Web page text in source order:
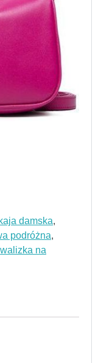
damska,
podróżna,
walizka na